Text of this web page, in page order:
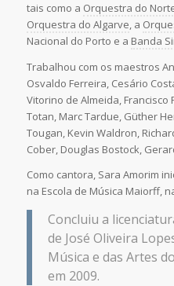
tais como a Orquestra do
Orquestra do Algarve, a
Nacional do Porto e a Banda
Trabalhou com os maestros
Osvaldo Ferreira, Cesário
Vitorino de Almeida, Francisco
Totan, Marc Tardue, Güther
Tougan, Kevin Waldron,
Cober, Douglas Bostock,
Como cantora, Sara Amorim
na Escola de Música Maiorff,
Concluiu a
de José Oliveira
Música e das Artes
em 2009.